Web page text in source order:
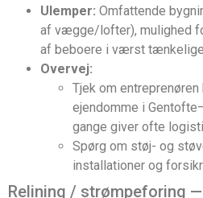
Ulemper: Omfattende
af vægge/lofter), mulighed
af beboere i værst
Overvej:
Tjek om
ejendomme i
gange giver ofte
Spørg om støj- og
installationer og
Relining / strømpeforing